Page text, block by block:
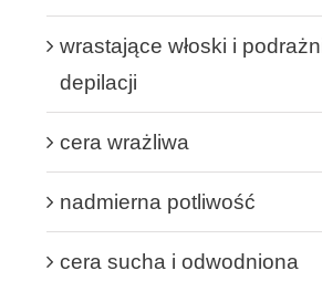
wrastające włoski i
depilacji
cera wrażliwa
nadmierna potliwość
cera sucha i odwodniona